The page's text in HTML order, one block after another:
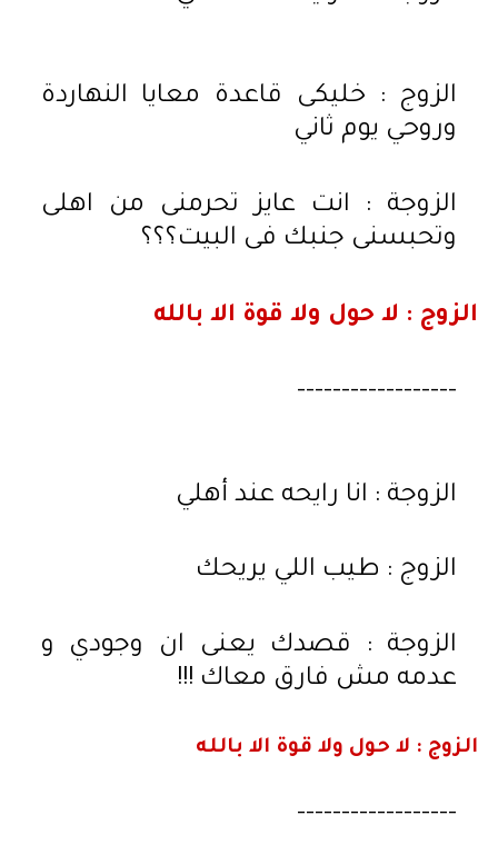
الزوج : خليكى قاعدة معايا النهاردة
وروحي يوم ثاني
الزوجة : انت عايز تحرمنى من اهلى
وتحبسنى جنبك فى البيت؟؟؟
الزوج : لا حول ولا قوة الا بالله
------------------
الزوجة : انا رايحه عند أهلي
الزوج : طيب اللي يريحك
الزوجة : قصدك يعنى ان وجودي و
عدمه مش فارق معاك !!!
الزوج : لا حول ولا قوة الا بالله
------------------